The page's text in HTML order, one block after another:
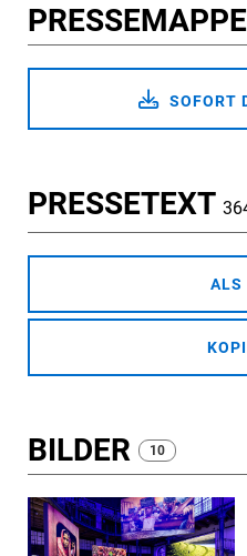
PRESSEMAPPE
SOFORT
PRESSETEXT
ALS
BILDER 10